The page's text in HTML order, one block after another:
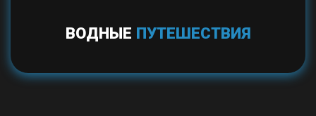
ВОДНЫЕ ПУТЕШЕСТВИЯ